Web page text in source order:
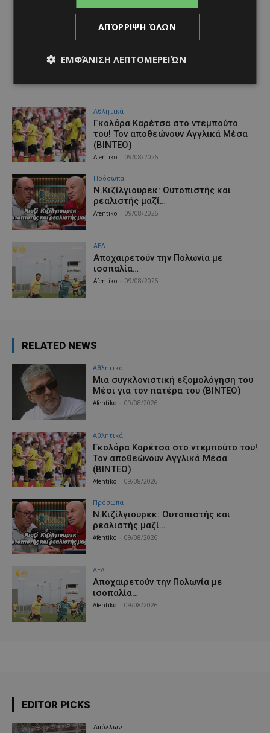
Αθλητικά
Γκολάρα Καρέτσα στο ντεμπούτο
του! Τον αποθεώνουν Αγγλικά Μέσα
(ΒΙΝΤΕΟ)
Afentiko 09/08/2026
Πρόσωπα
Ν.Κιζίλγιουρεκ: Ουτοπιστής και
ρεαλιστής μαζί…
Afentiko 09/08/2026
ΑΕΛ
Aποχαιρετούν την Πολωνία με
ισοπαλία…
Afentiko 09/08/2026
RELATED NEWS
Αθλητικά
Μια συγκλονιστική εξομολόγηση του
Μέσι για τον πατέρα του (ΒΙΝΤΕΟ)
Afentiko 09/08/2026
Αθλητικά
Γκολάρα Καρέτσα στο ντεμπούτο του!
Τον αποθεώνουν Αγγλικά Μέσα
(ΒΙΝΤΕΟ)
Afentiko 09/08/2026
Πρόσωπα
Ν.Κιζίλγιουρεκ: Ουτοπιστής και
ρεαλιστής μαζί…
Afentiko 09/08/2026
ΑΕΛ
Aποχαιρετούν την Πολωνία με
ισοπαλία…
Afentiko 09/08/2026
EDITOR PICKS
Απόλλων
ΑΠΌΡΡΙΨΗ ΌΛΩΝ
ΕΜΦΆΝΙΣΗ ΛΕΠΤΟΜΕΡΕΙΏΝ